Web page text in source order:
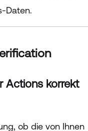
Daten.
Actions korrekt
ob die von Ihnen